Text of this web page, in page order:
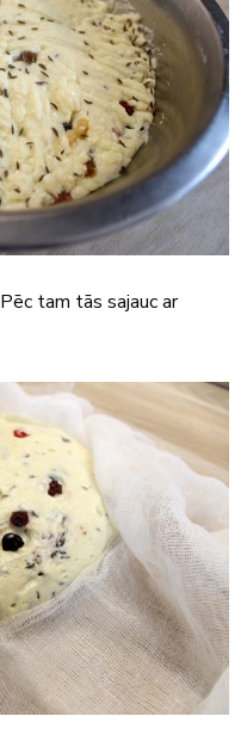
tam tās sajauc ar